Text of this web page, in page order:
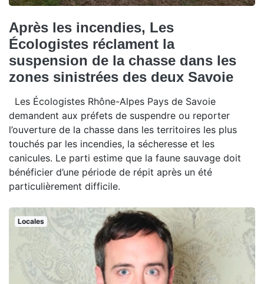
Après les incendies, Les
Écologistes réclament la
suspension de la chasse dans les
zones sinistrées des deux Savoie
Les Écologistes Rhône-Alpes Pays de Savoie
demandent aux préfets de suspendre ou reporter
l’ouverture de la chasse dans les territoires les plus
touchés par les incendies, la sécheresse et les
canicules. Le parti estime que la faune sauvage doit
bénéficier d’une période de répit après un été
particulièrement difficile.
Locales